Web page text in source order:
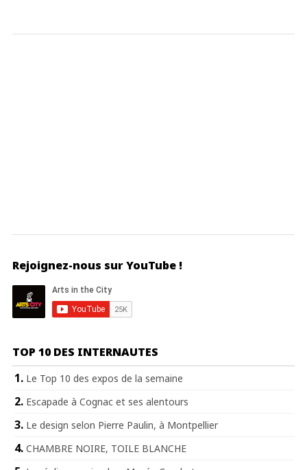
Rejoignez-nous sur YouTube !
TOP 10 DES INTERNAUTES
Le Top 10 des expos de la semaine
Escapade à Cognac et ses alentours
Le design selon Pierre Paulin, à Montpellier
CHAMBRE NOIRE, TOILE BLANCHE